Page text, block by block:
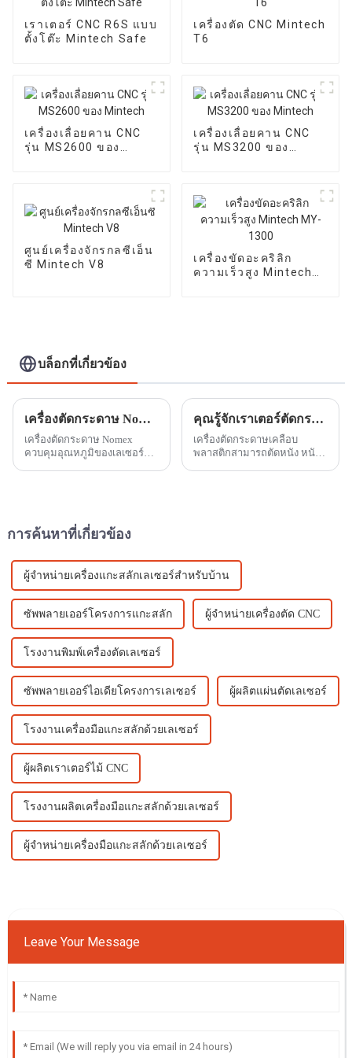
เราเตอร์ CNC R6S แบบ
ตั้งโต๊ะ Mintech Safe
เครื่องตัด CNC Mintech
T6
เครื่องเลื่อยคาน CNC
รุ่น MS2600 ของ
เครื่องเลื่อยคาน CNC
รุ่น MS3200 ของ
ศูนย์เครื่องจักรกลซีเอ็น
ซี Mintech V8
เครื่องขัดอะคริลิก
ความเร็วสูง Mintech
บล็อกที่เกี่ยวข้อง
เครื่องตัดกระดาษ Nomex มีฟังก์ชั่นอะไรบ้าง?
เครื่องตัดกระดาษ Nomex
ควบคุมอุณหภูมิของเลเซอร์
คุณรู้จักเราเตอร์ตัดกระดาษเคลือบพลาสติกแค่ไหน?
เครื่องตัดกระดาษเคลือบ
พลาสติกสามารถตัดหนัง หนัง
การค้นหาที่เกี่ยวข้อง
ผู้จำหน่ายเครื่องแกะสลักเลเซอร์สำหรับบ้าน
ซัพพลายเออร์โครงการแกะสลัก ผู้จำหน่ายเครื่องตัด CNC
โรงงานพิมพ์เครื่องตัดเลเซอร์
ซัพพลายเออร์ไอเดียโครงการเลเซอร์ ผู้ผลิตแผ่นตัดเลเซอร์
โรงงานเครื่องมือแกะสลักด้วยเลเซอร์
ผู้ผลิตเราเตอร์ไม้ CNC
โรงงานผลิตเครื่องมือแกะสลักด้วยเลเซอร์
ผู้จำหน่ายเครื่องมือแกะสลักด้วยเลเซอร์
Leave Your Message